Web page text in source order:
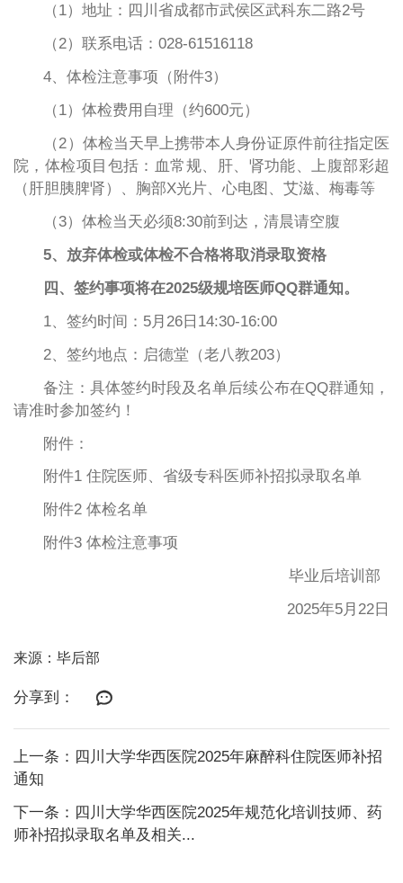
（1）地址： 四川省成都市武侯区武科东二路2号
（2）联系电话：028-61516118
4、体检注意事项（附件3）
（ 1）体检费用自理（约600元）
（ 2）体检当天早上携带本人身份证原件前往指定医
院，体检项目包括：血常规、肝、肾功能、上腹部彩超
（肝胆胰脾肾）、胸部X光片、心电图、艾滋、梅毒等
（ 3）体检当天必须8:30前到达，清晨请空腹
5、 放弃体检或体检不合格将取消录取资格
四、签约事项将在2025级规培医师QQ群通知。
1、签约时间：5月26日14:30-16:00
2、签约地点：启德堂（老八教203）
备注：具体签约时段及名单后续公布在QQ群通知，
请准时参加签约！
附件：
附件1 住院医师、省级专科医师补招拟录取名单
附件2 体检名单
附件3 体检注意事项
毕业后培训部
2025年5月22日
来源：毕后部
分享到：
上一条：四川大学华西医院2025年麻醉科住院医师补招
通知
下一条：四川大学华西医院2025年规范化培训技师、药
师补招拟录取名单及相关...